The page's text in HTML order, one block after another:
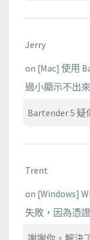
Jerry
on [Mac] 使用
過小顯示不出
Bartender 5 疑
Trent
on [Windows]
失敗，因為憑